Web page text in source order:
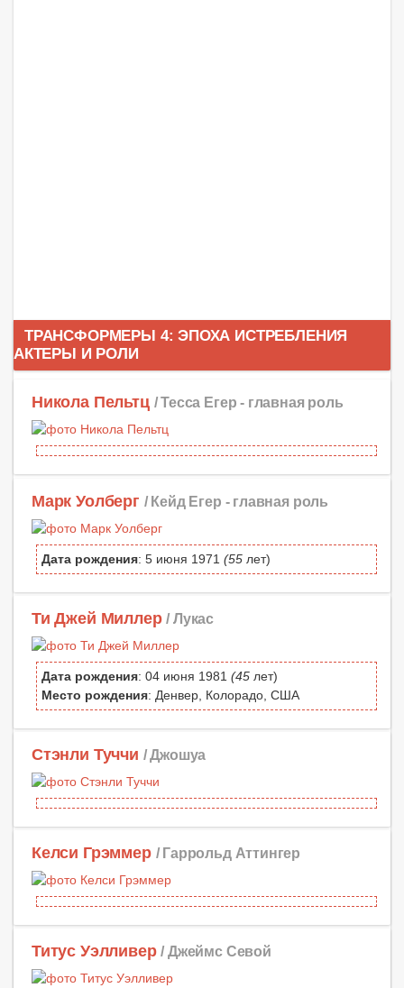
ТРАНСФОРМЕРЫ 4: ЭПОХА ИСТРЕБЛЕНИЯ
АКТЕРЫ И РОЛИ
Никола Пельтц / Тесса Егер - главная роль
Марк Уолберг / Кейд Егер - главная роль
Дата рождения: 5 июня 1971 (55 лет)
Ти Джей Миллер / Лукас
Дата рождения: 04 июня 1981 (45 лет)
Место рождения: Денвер, Колорадо, США
Стэнли Туччи / Джошуа
Келси Грэммер / Гаррольд Аттингер
Титус Уэлливер / Джеймс Севой